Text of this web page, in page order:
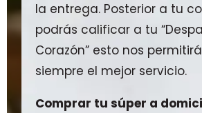
la entrega. Posterior a tu
podrás calificar a tu
Corazón” esto nos
siempre el mejor servicio.
Comprar tu súper a